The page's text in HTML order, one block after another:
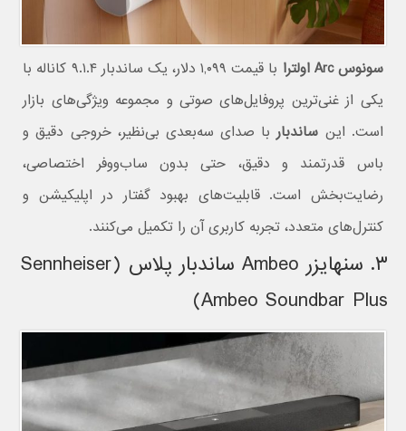
سونوس Arc اولترا
با قیمت ۱,۰۹۹ دلار، یک ساندبار ۹.۱.۴ کاناله با
یکی از غنی‌ترین پروفایل‌های صوتی و مجموعه ویژگی‌های بازار
است. این ساندبار با صدای سه‌بعدی بی‌نظیر، خروجی دقیق و
باس قدرتمند و دقیق، حتی بدون ساب‌ووفر اختصاصی،
رضایت‌بخش است. قابلیت‌های بهبود گفتار در اپلیکیشن و
کنترل‌های متعدد، تجربه کاربری آن را تکمیل می‌کنند.
۳. سنهایزر Ambeo ساندبار پلاس (Sennheiser
Ambeo Soundbar Plus)